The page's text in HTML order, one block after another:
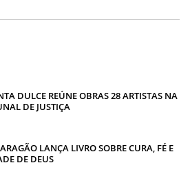
DULCE REÚNE OBRAS 28 ARTISTAS NA
DE JUSTIÇA
LANÇA LIVRO SOBRE CURA, FÉ E
DE DEUS